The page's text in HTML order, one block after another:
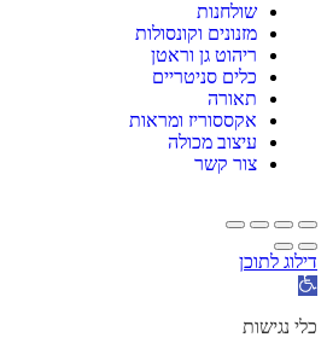
שולחנות
מזנונים וקונסולות
ריהוט גן וראטן
כלים סניטריים
תאורה
אקססוריז ומראות
עיצוב מכולה
צור קשר
דילוג לתוכן
פתח
נגישות
כלי נגישות